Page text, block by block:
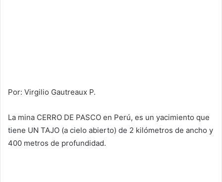
Por: Virgilio Gautreaux P.
La mina CERRO DE PASCO en Perú, es un yacimiento que
tiene UN TAJO (a cielo abierto) de 2 kilómetros de ancho y
400 metros de profundidad.